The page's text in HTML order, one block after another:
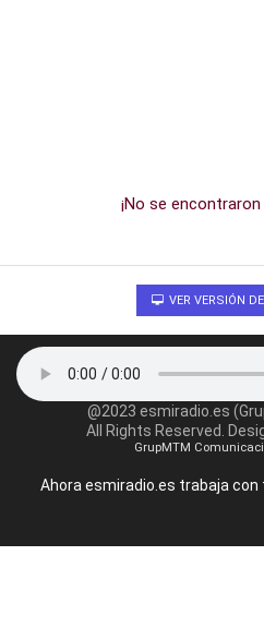
¡No se
VER VERSIÓN
@2023 esmiradio.es
All Rights Reserved.
GrupMTM
Ahora esmiradio.es trabaja con